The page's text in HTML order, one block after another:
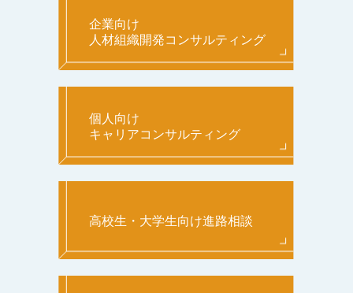
企業向け
人材組織開発コンサルティング
個人向け
キャリアコンサルティング
高校生・大学生向け進路相談